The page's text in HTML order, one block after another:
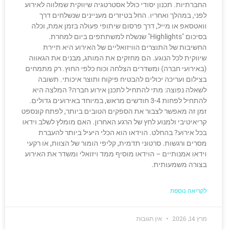
החברתיות. תכנון יסודי כולל אסטרטגיה שיווקית שמלווה לאירוע
לפני, במהלך ואחריו. החל בטיזרים מעניינים שנשלחים דרך
וואטסאפ או מייל, דרך פרסום שיתופי פעולה בזמן אמת, וכלה
בסיכום "Highlights" שנשלח למשתתפים ביום למחרת.
החשיבות של התוצרים הוויזואליים של האירוע היא תיירת
שיווקית לכל הנוגע. הם מחזקים את המותג, מבנים את הגאווה
(באירועי חברה) ומשדרים הצלחה וכוח כלפי החוץ. רק מתמחים
בצילום ועריכה יכולים להבטיח פיקוח ותוצר איכותי. תשובה
לשאלה נפוצה: מתי להתחיל לתכנן אירוע חברה? המלצה היא
להתחיל לפחות 3-4 חודשים מראש, במיוחד באירועים גדולים.
זמן זה מאפשר לצבור את הספקים הטובים ביותר, לפתח קונספט
קריאיטיבי ולמנוע לחץ של הרגע האחרון. האם מומלץ לשלב וידאו
בכל אירוע? בהחלט. הוידאו הוא הכלי היעיל ביותר להעברת
מסרים ורגשות. סרטוני תדמית, קליפי הומור של הצוות, או רקעי
וידאו אמנותיים – הוידאו מוסיף ממד ויזואלי ומשדר את האירוע
בצורה משמעותית.
לקריאה נוספת
מרץ 14, 2026 אין תגובות